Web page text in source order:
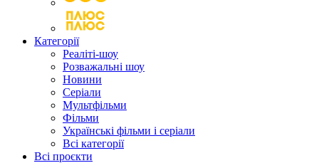
Категорії
Реаліті-шоу
Розважальні шоу
Новини
Серіали
Мультфільми
Фільми
Українські фільми і серіали
Всі категорії
Всі проєкти